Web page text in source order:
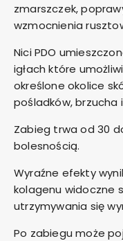
zmarszczek,
wzmocnienia
Nici PDO
igłach które
określone okolice
pośladków, brzucha
Zabieg trwa od 30
bolesnością.
Wyraźne efekty
kolagenu widoczne
utrzymywania się
Po zabiegu może